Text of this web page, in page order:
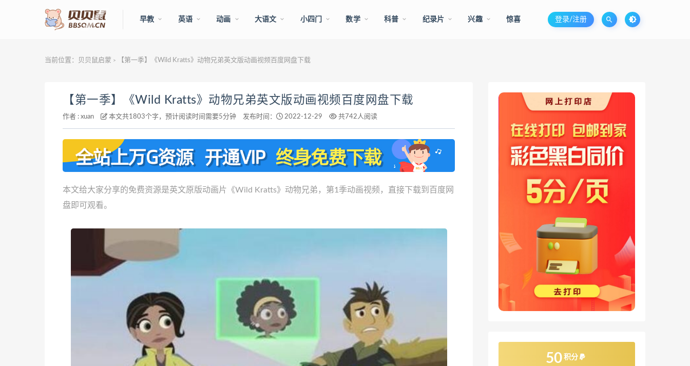
早教 英语 动画 大语文 小四门 数学 科普 纪录片 兴趣 惊喜 登录/注册
当前位置： 贝贝鼠启蒙 > 【第一季】《Wild Kratts》动物兄弟英文版动画视频百度网盘下载
【第一季】《Wild Kratts》动物兄弟英文版动画视频百度网盘下载
作者 : xuan 本文共1803个字，预计阅读时间需要5分钟 发布时间： 2022-12-29 共742人阅读
本文给大家分享的免费资源是英文原版动画片《Wild Kratts》动物兄弟，第1季动画视频，直接下载到百度网
盘即可观看。
50 积分